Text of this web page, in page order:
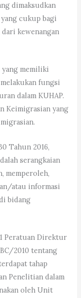
dimaksudkan
cukup bagi
kewenangan
yang memiliki
fungsi
dalam KUHAP.
Keimigrasian yang
Tahun 2016,
serangkaian
memperoleh,
atau informasi
bidang
1 Peratuan Direktur
2010 tentang
tahap
Penelitian dalam
oleh Unit